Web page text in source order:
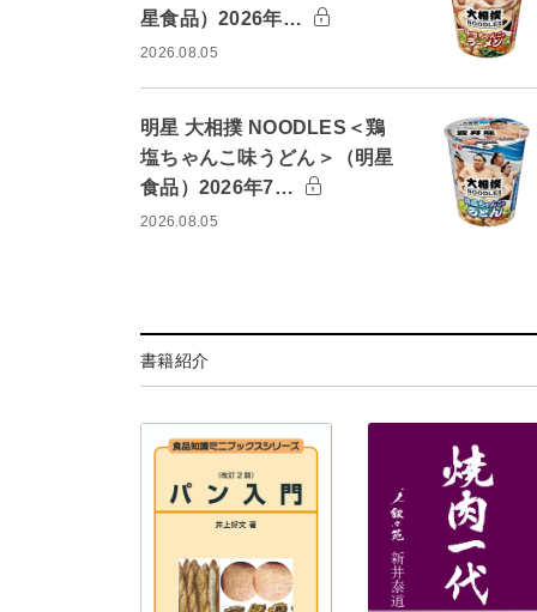
星食品）2026年…
2026.08.05
明星 大相撲 NOODLES＜鶏
塩ちゃんこ味うどん＞（明星
食品）2026年7…
2026.08.05
書籍紹介